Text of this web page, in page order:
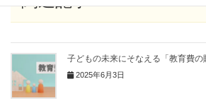
子どもの未来にそなえる「教育費の
2025年6月3日